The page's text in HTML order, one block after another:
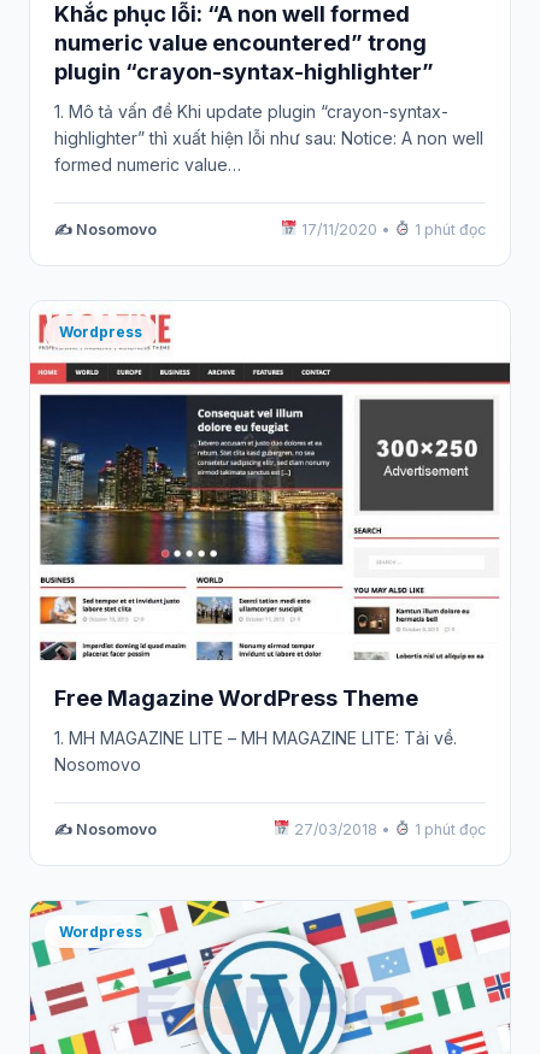
Khắc phục lỗi: “A non well formed
numeric value encountered” trong
plugin “crayon-syntax-highlighter”
1. Mô tả vấn đề Khi update plugin “crayon-syntax-
highlighter” thì xuất hiện lỗi như sau: Notice: A non well
formed numeric value…
✍️ Nosomovo 17/11/2020 • 1 phút đọc
Wordpress
Free Magazine WordPress Theme
1. MH MAGAZINE LITE – MH MAGAZINE LITE: Tải về.
Nosomovo
✍️ Nosomovo 27/03/2018 • 1 phút đọc
Wordpress